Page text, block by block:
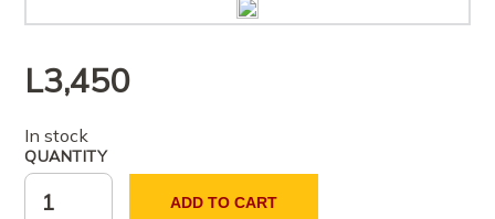
tjerët
L3,450
In stock
QUANTITY
ADD TO CART